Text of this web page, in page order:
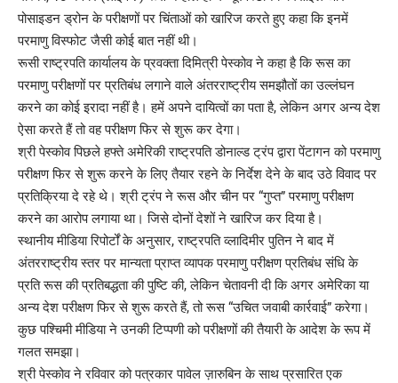
पोसाइडन ड्रोन के परीक्षणों पर चिंताओं को खारिज करते हुए कहा कि इनमें
परमाणु विस्फोट जैसी कोई बात नहीं थी।
रूसी राष्ट्रपति कार्यालय के प्रवक्ता दिमित्री पेस्कोव ने कहा है कि रूस का
परमाणु परीक्षणों पर प्रतिबंध लगाने वाले अंतरराष्ट्रीय समझौतों का उल्लंघन
करने का कोई इरादा नहीं है। हमें अपने दायित्वों का पता है, लेकिन अगर अन्य देश
ऐसा करते हैं तो वह परीक्षण फिर से शुरू कर देगा।
श्री पेस्कोव पिछले हफ्ते अमेरिकी राष्ट्रपति डोनाल्ड ट्रंप द्वारा पेंटागन को परमाणु
परीक्षण फिर से शुरू करने के लिए तैयार रहने के निर्देश देने के बाद उठे विवाद पर
प्रतिक्रिया दे रहे थे। श्री ट्रंप ने रूस और चीन पर “गुप्त” परमाणु परीक्षण
करने का आरोप लगाया था। जिसे दोनों देशों ने खारिज कर दिया है।
स्थानीय मीडिया रिपोर्टों के अनुसार, राष्ट्रपति व्लादिमीर पुतिन ने बाद में
अंतरराष्ट्रीय स्तर पर मान्यता प्राप्त व्यापक परमाणु परीक्षण प्रतिबंध संधि के
प्रति रूस की प्रतिबद्धता की पुष्टि की, लेकिन चेतावनी दी कि अगर अमेरिका या
अन्य देश परीक्षण फिर से शुरू करते हैं, तो रूस “उचित जवाबी कार्रवाई” करेगा।
कुछ पश्चिमी मीडिया ने उनकी टिप्पणी को परीक्षणों की तैयारी के आदेश के रूप में
गलत समझा।
श्री पेस्कोव ने रविवार को पत्रकार पावेल ज़ारुबिन के साथ प्रसारित एक